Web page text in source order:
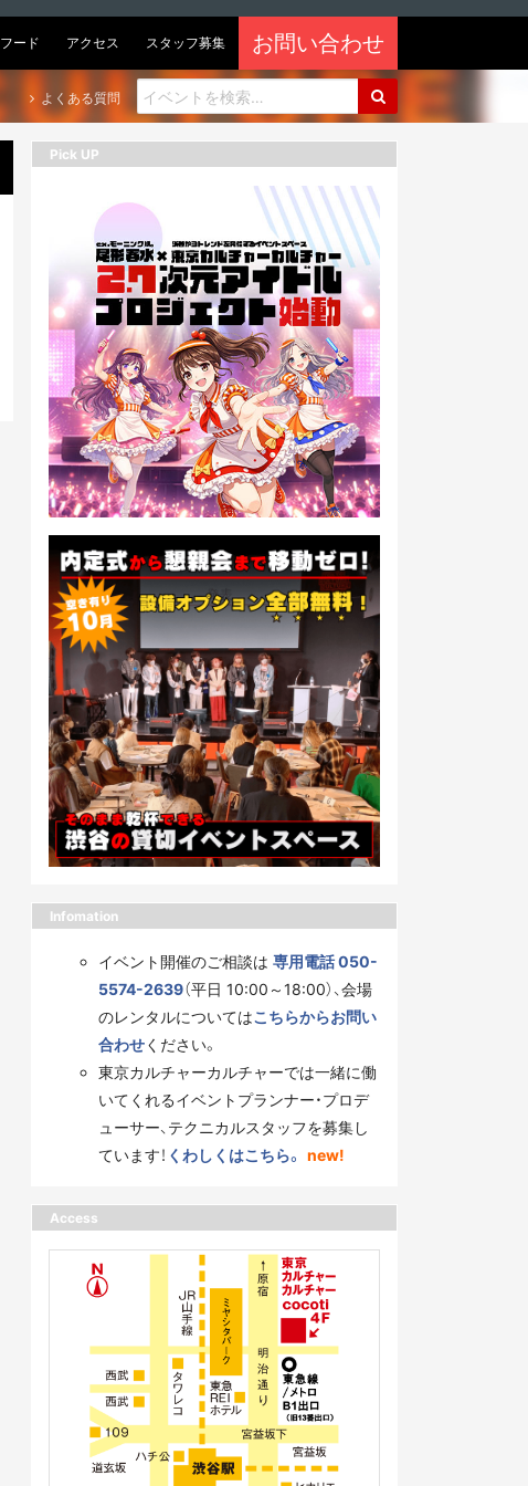
フード アクセス スタッフ募集 お問い合わせ
よくある質問
Pick UP
Infomation
イベント開催のご相談は 専用電話 050-
5574-2639（平日 10:00～18:00）、会場
のレンタルについてはこちらからお問い
合わせください。
東京カルチャーカルチャーでは一緒に働
いてくれるイベントプランナー・プロデ
ューサー、テクニカルスタッフを募集し
ています！ くわしくはこちら。 new!
Access